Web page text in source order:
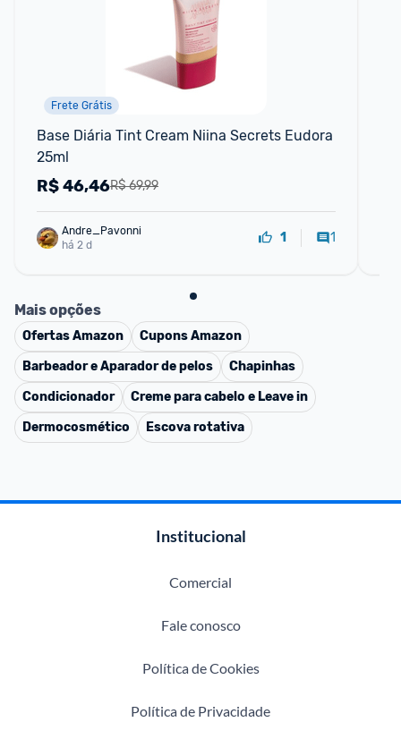
Frete Grátis
Base Diária Tint Cream Niina Secrets Eudora
25ml
R$ 69,99
R$46,46
Andre_Pavonni
há 2 d
1 1
Mais opções
OfertasAmazon CuponsAmazon
Barbeador e Aparador de pelos
Chapinhas
Condicionador
Creme para cabelo e Leave in
Dermocosmético
Escova rotativa
Institucional
Comercial
Fale conosco
Política de Cookies
Política de Privacidade